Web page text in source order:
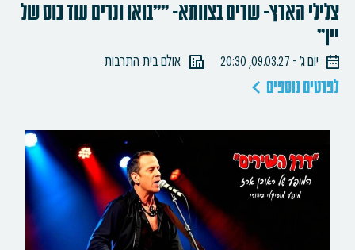
צלילי הארץ- שרים בצוותא- ""בואו ונרים עוד כוס של
יין"
יום ג׳ - 09.03.27, 20:30 אולם בית התרבות
לפרטים נוספים